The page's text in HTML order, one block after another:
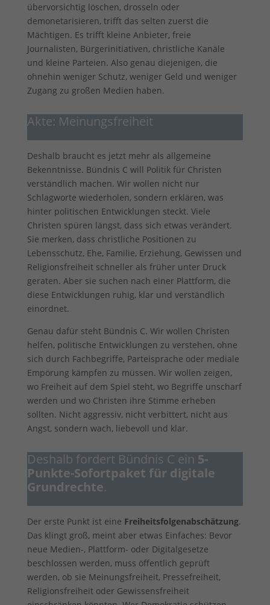
übervorsichtig löschen, drosseln oder
demonetarisieren, trifft das selten zuerst die
Mächtigen. Es trifft kleine Anbieter, freie
Journalisten, Bürgerinitiativen, christliche Kanäle
und kleine Parteien. Also genau diejenigen, die
ohnehin weniger Schutz, weniger Geld und weniger
Zugang zu großen Medien haben.
Akte: Meinungsfreiheit
Deshalb braucht es jetzt mehr als allgemeine
Bekenntnisse. Bündnis C will Politik für Christen
verständlich machen. Wir wollen nicht nur
Schlagworte wiederholen, sondern erklären, was
hinter politischen Entwicklungen steckt. Viele
Christen spüren längst, dass sich etwas verändert.
Sie merken, dass christliche Positionen zu
Lebensschutz, Ehe, Familie, Erziehung, Gewissen und
Religionsfreiheit schneller als früher unter Druck
geraten. Aber sie suchen nach einer Plattform, die
diese Entwicklungen ruhig, klar und verständlich
einordnet.
Genau dafür steht Bündnis C. Wir wollen Christen
helfen, politische Entwicklungen zu verstehen, ohne
sich durch Fachbegriffe, Parteisprache oder mediale
Empörung kämpfen zu müssen. Wir wollen zeigen,
wo Freiheit auf dem Spiel steht, wo Begriffe unscharf
werden und wo Christen ihre Stimme erheben
sollten. Nicht aggressiv, nicht verbittert, nicht aus
Angst, sondern wach, liebevoll und klar.
Deshalb fordert Bündnis C ein 5-
Punkte-Sofortpaket für digitale
Grundrechte.
Der erste Punkt ist eine Freiheitsfolgenabschätzung.
Das klingt groß, meint aber etwas Einfaches: Bevor
neue Medien-, Plattform- oder Digitalgesetze
beschlossen werden, muss öffentlich geprüft
werden, ob sie Meinungsfreiheit, Pressefreiheit,
Religionsfreiheit oder Gewissensfreiheit